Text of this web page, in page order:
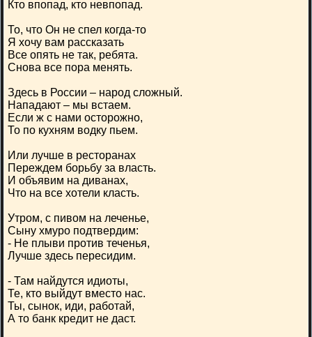
Кто впопад, кто невпопад.
То, что Он не спел когда-то
Я хочу вам рассказать
Все опять не так, ребята.
Снова все пора менять.
Здесь в России – народ сложный.
Нападают – мы встаем.
Если ж с нами осторожно,
То по кухням водку пьем.
Или лучше в ресторанах
Переждем борьбу за власть.
И объявим на диванах,
Что на все хотели класть.
Утром, с пивом на леченье,
Сыну хмуро подтвердим:
- Не плыви против теченья,
Лучше здесь пересидим.
- Там найдутся идиоты,
Те, кто выйдут вместо нас.
Ты, сынок, иди, работай,
А то банк кредит не даст.